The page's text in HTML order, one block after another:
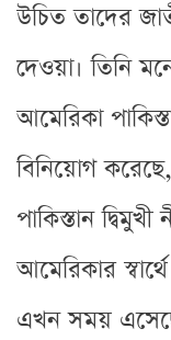
উচিত তাদের
দেওয়া। তিনি
আমেরিকা
বিনিয়োগ
পাকিস্তান
আমেরিকার
এখন সময় এসেছে